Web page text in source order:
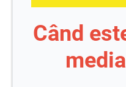
Când